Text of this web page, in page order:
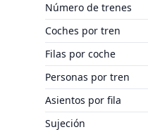
Número de trenes
Coches por tren
Filas por coche
Personas por tren
Asientos por fila
Sujeción